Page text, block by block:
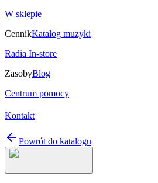
W sklepie
CennikKatalog muzyki
Radia In-store
ZasobyBlog
Centrum pomocy
Kontakt
Powrót do katalogu